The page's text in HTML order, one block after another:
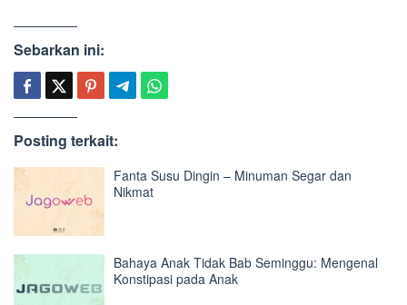
Sebarkan ini:
Posting terkait:
Fanta Susu Dingin – Minuman Segar dan
Nikmat
Bahaya Anak Tidak Bab Seminggu: Mengenal
Konstipasi pada Anak